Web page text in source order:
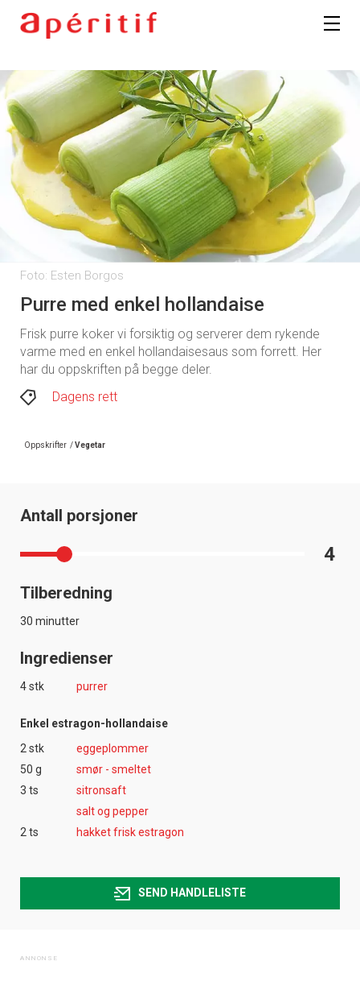
Foto: Esten Borgos
Purre med enkel hollandaise
Frisk purre koker vi forsiktig og serverer dem rykende
varme med en enkel hollandaisesaus som forrett. Her
har du oppskriften på begge deler.
Dagens rett
Oppskrifter /Vegetar
Antall porsjoner
4
Tilberedning
30 minutter
Ingredienser
4 stk purrer
Enkel estragon-hollandaise
2 stk
eggeplommer
50 g
smør - smeltet
3 ts
sitronsaft
salt og pepper
2 ts
hakket frisk estragon
SEND HANDLELISTE